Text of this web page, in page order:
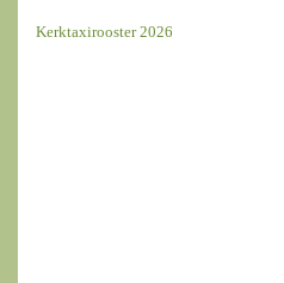
Kerktaxirooster 2026